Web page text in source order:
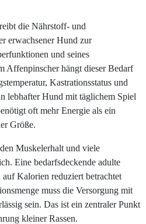
die Nährstoff- und
erwachsener Hund zur
und seines
Affenpinscher hängt dieser Bedarf
Kastrationsstatus und
lebhafter Hund mit täglichem Spiel
oft mehr Energie als ein
Größe.
Muskelerhalt und viele
Eine bedarfsdeckende adulte
Kalorien reduziert betrachtet
muss die Versorgung mit
sein. Das ist ein zentraler Punkt
kleiner Rassen.